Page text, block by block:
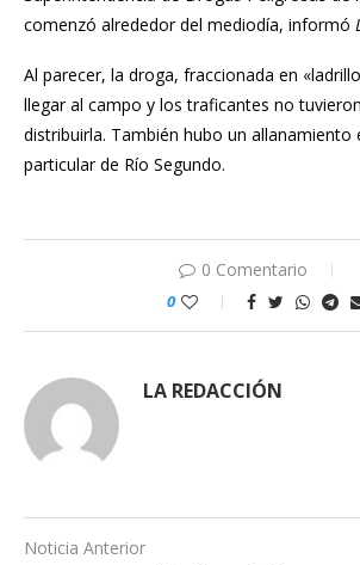
comenzó alrededor del mediodía, informó
Al parecer, la droga, fraccionada en
llegar al campo y los traficantes no
distribuirla. También hubo un allanamiento
particular de Río Segundo.
0 Comentario
0
LA REDACCIÓN
Noticia Anterior